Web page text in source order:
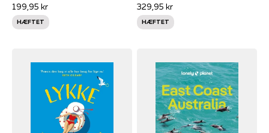
199,95 kr
HÆFTET
329,95 kr
HÆFTET